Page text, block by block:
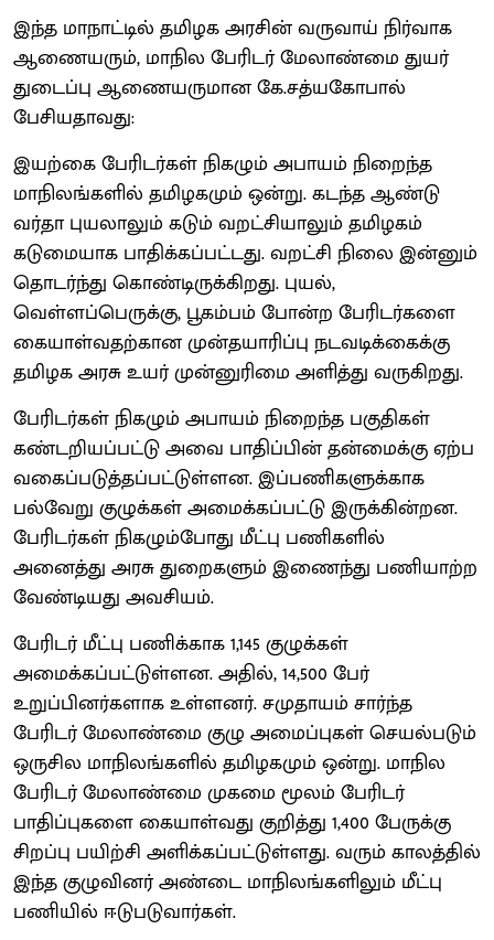
இந்த மாநாட்டில் தமிழக அரசின் வருவாய் நிர்வாக
ஆணையரும், மாநில பேரிடர் மேலாண்மை துயர்
துடைப்பு ஆணையருமான கே.சத்யகோபால்
பேசியதாவது:
இயற்கை பேரிடர்கள் நிகழும் அபாயம் நிறைந்த
மாநிலங்களில் தமிழகமும் ஒன்று. கடந்த ஆண்டு
வர்தா புயலாலும் கடும் வறட்சியாலும் தமிழகம்
கடுமையாக பாதிக்கப்பட்டது. வறட்சி நிலை இன்னும்
தொடர்ந்து கொண்டிருக்கிறது. புயல்,
வெள்ளப்பெருக்கு, பூகம்பம் போன்ற பேரிடர்களை
கையாள்வதற்கான முன்தயாரிப்பு நடவடிக்கைக்கு
தமிழக அரசு உயர் முன்னுரிமை அளித்து வருகிறது.
பேரிடர்கள் நிகழும் அபாயம் நிறைந்த பகுதிகள்
கண்டறியப்பட்டு அவை பாதிப்பின் தன்மைக்கு ஏற்ப
வகைப்படுத்தப்பட்டுள்ளன. இப்பணிகளுக்காக
பல்வேறு குழுக்கள் அமைக்கப்பட்டு இருக்கின்றன.
பேரிடர்கள் நிகழும்போது மீட்பு பணிகளில்
அனைத்து அரசு துறைகளும் இணைந்து பணியாற்ற
வேண்டியது அவசியம்.
பேரிடர் மீட்பு பணிக்காக 1,145 குழுக்கள்
அமைக்கப்பட்டுள்ளன. அதில், 14,500 பேர்
உறுப்பினர்களாக உள்ளனர். சமுதாயம் சார்ந்த
பேரிடர் மேலாண்மை குழு அமைப்புகள் செயல்படும்
ஒருசில மாநிலங்களில் தமிழகமும் ஒன்று. மாநில
பேரிடர் மேலாண்மை முகமை மூலம் பேரிடர்
பாதிப்புகளை கையாள்வது குறித்து 1,400 பேருக்கு
சிறப்பு பயிற்சி அளிக்கப்பட்டுள்ளது. வரும் காலத்தில்
இந்த குழுவினர் அண்டை மாநிலங்களிலும் மீட்பு
பணியில் ஈடுபடுவார்கள்.